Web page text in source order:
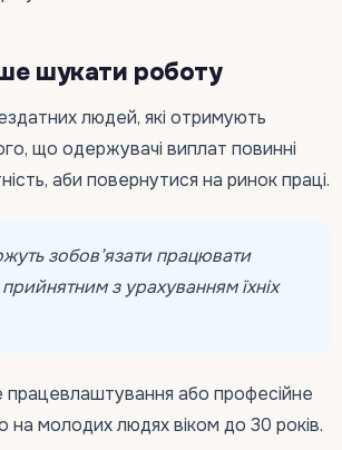
шукати роботу
людей, які отримують
що одержувачі виплат повинні
аби повернутися на ринок праці.
зобов’язати працювати
з урахуванням їхніх
або професійне
молодих людях віком до 30 років.